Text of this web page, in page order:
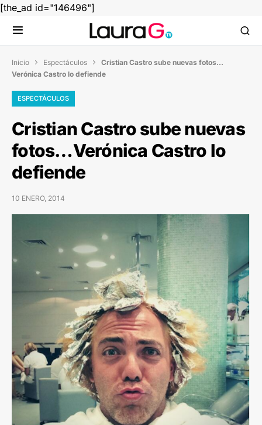
[the_ad id="146496"]
Inicio  Espectáculos  Cristian Castro sube nuevas fotos…
Verónica Castro lo defiende
ESPECTÁCULOS
Cristian Castro sube nuevas
fotos…Verónica Castro lo
defiende
10 ENERO, 2014